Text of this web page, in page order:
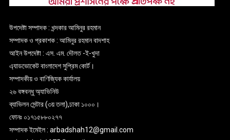
উপদেষ্টা সম্পাদক : খন্দকার আমিনুর রহমান
সম্পাদক ও প্রকাশক : আমিনুর রহমান বাদশাহ
আইন উপদেষ্টা : এস. এম. দৌলত -ই-খুদা
এ্যাডভোকেট বাংলাদেশ সুপ্রিম কোর্ট।
সম্পাদকীয় ও বাণিজ্যিক কার্যালয়
২৬ বঙ্গবন্ধু অ্যাভিনিউ
ব্যাভিলন সেন্টার (৩য় তলা),ঢাকা ১০০০।
ফোনঃ ০১৭১৫৮৮০২৭৭
সম্পাদক ইমেইল : arbadshah12@gmail.com